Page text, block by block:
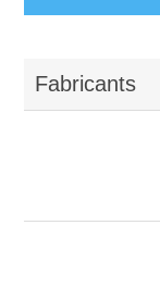
Fabricants